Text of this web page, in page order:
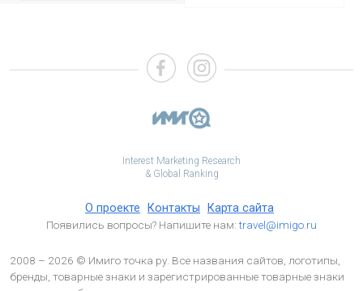
Interest Marketing Research
& Global Ranking
О проекте Контакты Карта сайта
Появились вопросы? Напишите нам:travel@imigo.ru
2008 – 2026 © Имиго точка ру. Все названия сайтов, логотипы,
бренды, товарные знаки и зарегистрированные товарные знаки